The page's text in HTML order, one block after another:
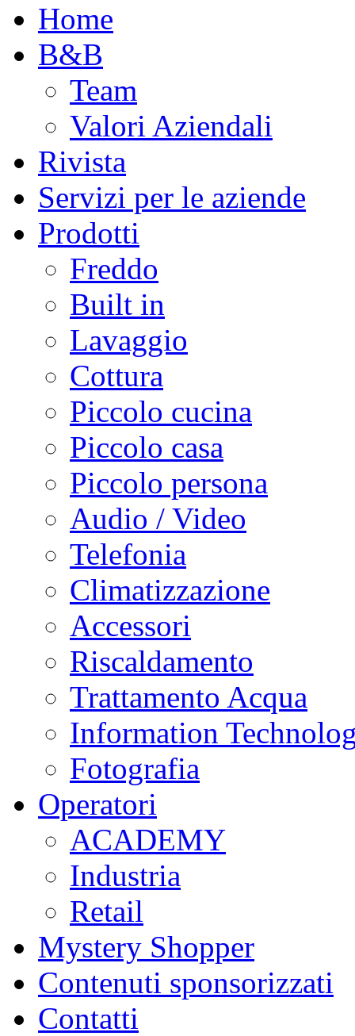
Home
B&B
Team
Valori Aziendali
Rivista
Servizi per le aziende
Prodotti
Freddo
Built in
Lavaggio
Cottura
Piccolo cucina
Piccolo casa
Piccolo persona
Audio / Video
Telefonia
Climatizzazione
Accessori
Riscaldamento
Trattamento Acqua
Information
Fotografia
Operatori
ACADEMY
Industria
Retail
Mystery Shopper
Contenuti sponsorizzati
Contatti